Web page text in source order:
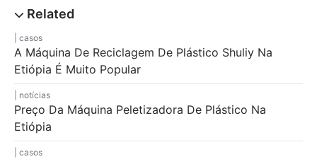
casos
A Máquina De Reciclagem De Plástico Shuliy Na
Etiópia É Muito Popular
notícias
Preço Da Máquina Peletizadora De Plástico Na
Etiópia
casos